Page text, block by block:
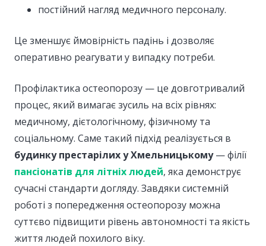
постійний нагляд медичного персоналу.
Це зменшує ймовірність падінь і дозволяє
оперативно реагувати у випадку потреби.
Профілактика остеопорозу — це довготривалий
процес, який вимагає зусиль на всіх рівнях:
медичному, дієтологічному, фізичному та
соціальному. Саме такий підхід реалізується в
будинку престарілих у Хмельницькому— філії
пансіонатів для літніх людей, яка демонструє
сучасні стандарти догляду. Завдяки системній
роботі з попередження остеопорозу можна
суттєво підвищити рівень автономності та якість
життя людей похилого віку.